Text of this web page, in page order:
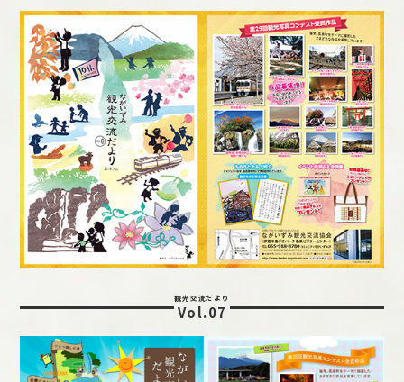
観光交流だより
Vol.07